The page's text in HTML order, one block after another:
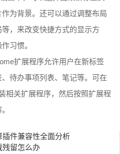
为背景。还可以通过调整布局
，来改变快捷方式的显示方
习惯。
扩展程序允许用户在新标签
待办事项列表、笔记等。可在
相关扩展程序，然后按照扩展程
插件兼容性全面分析
残留怎么办